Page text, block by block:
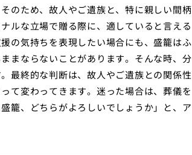
のため、故人やご遺族と、特に親しい間柄
ルな立場で贈る際に、適していると言える
の気持ちを表現したい場合にも、盛籠はふ
まならないことがあります。そんな時、分
最終的な判断は、故人やご遺族との関係性
て変わってきます。迷った場合は、葬儀を
籠、どちらがよろしいでしょうか」と、ア